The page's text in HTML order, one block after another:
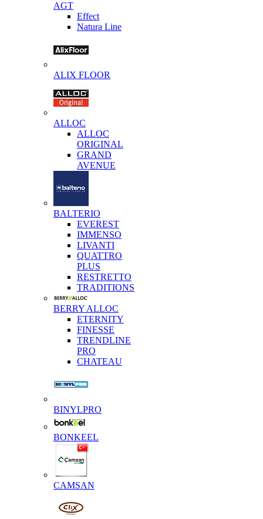
AGT
Effect
Natura Line
ALIX FLOOR
ALLOC
ALLOC
ORIGINAL
GRAND
AVENUE
BALTERIO
EVEREST
IMMENSO
LIVANTI
QUATTRO
PLUS
RESTRETTO
TRADITIONS
BERRY ALLOC
ETERNITY
FINESSE
TRENDLINE
PRO
CHATEAU
BINYLPRO
BONKEEL
CAMSAN